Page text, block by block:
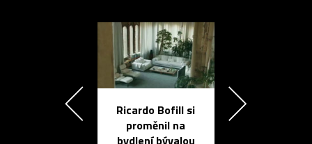
Ricardo Bofill si
proměnil na
bydlení bývalou